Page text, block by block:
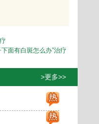
面有白斑怎么办”治疗
>更多>>